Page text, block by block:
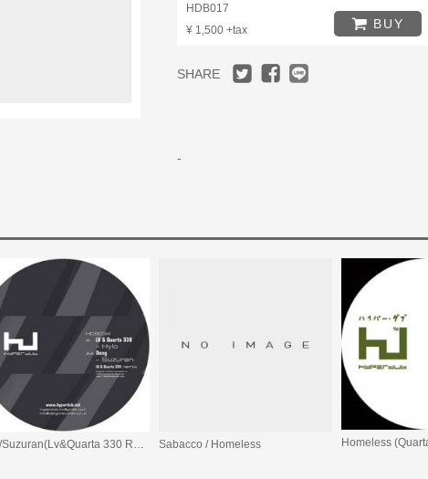
HDB017
¥ 1,500 +tax
BUY
SHARE
-
Hylo/Suzuran(Lv&Quarta 330 Remix) Sabacco / Homeless